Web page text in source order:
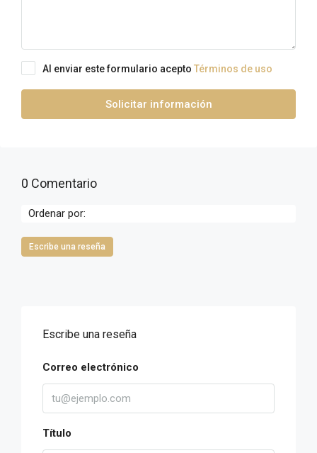
Al enviar este formulario acepto Términos de uso
Solicitar información
0 Comentario
Ordenar por:
Escribe una reseña
Escribe una reseña
Correo electrónico
Título